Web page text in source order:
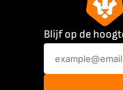
Blijf op de